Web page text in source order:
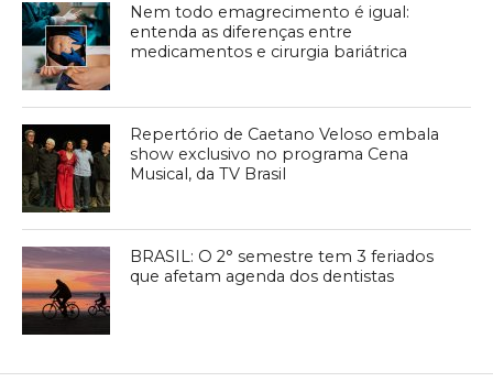
Nem todo emagrecimento é igual:
entenda as diferenças entre
medicamentos e cirurgia bariátrica
Repertório de Caetano Veloso embala
show exclusivo no programa Cena
Musical, da TV Brasil
BRASIL: O 2° semestre tem 3 feriados
que afetam agenda dos dentistas